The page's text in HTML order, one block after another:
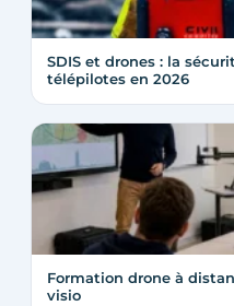
SDIS et drones : la
télépilotes en 2026
Formation drone à
visio